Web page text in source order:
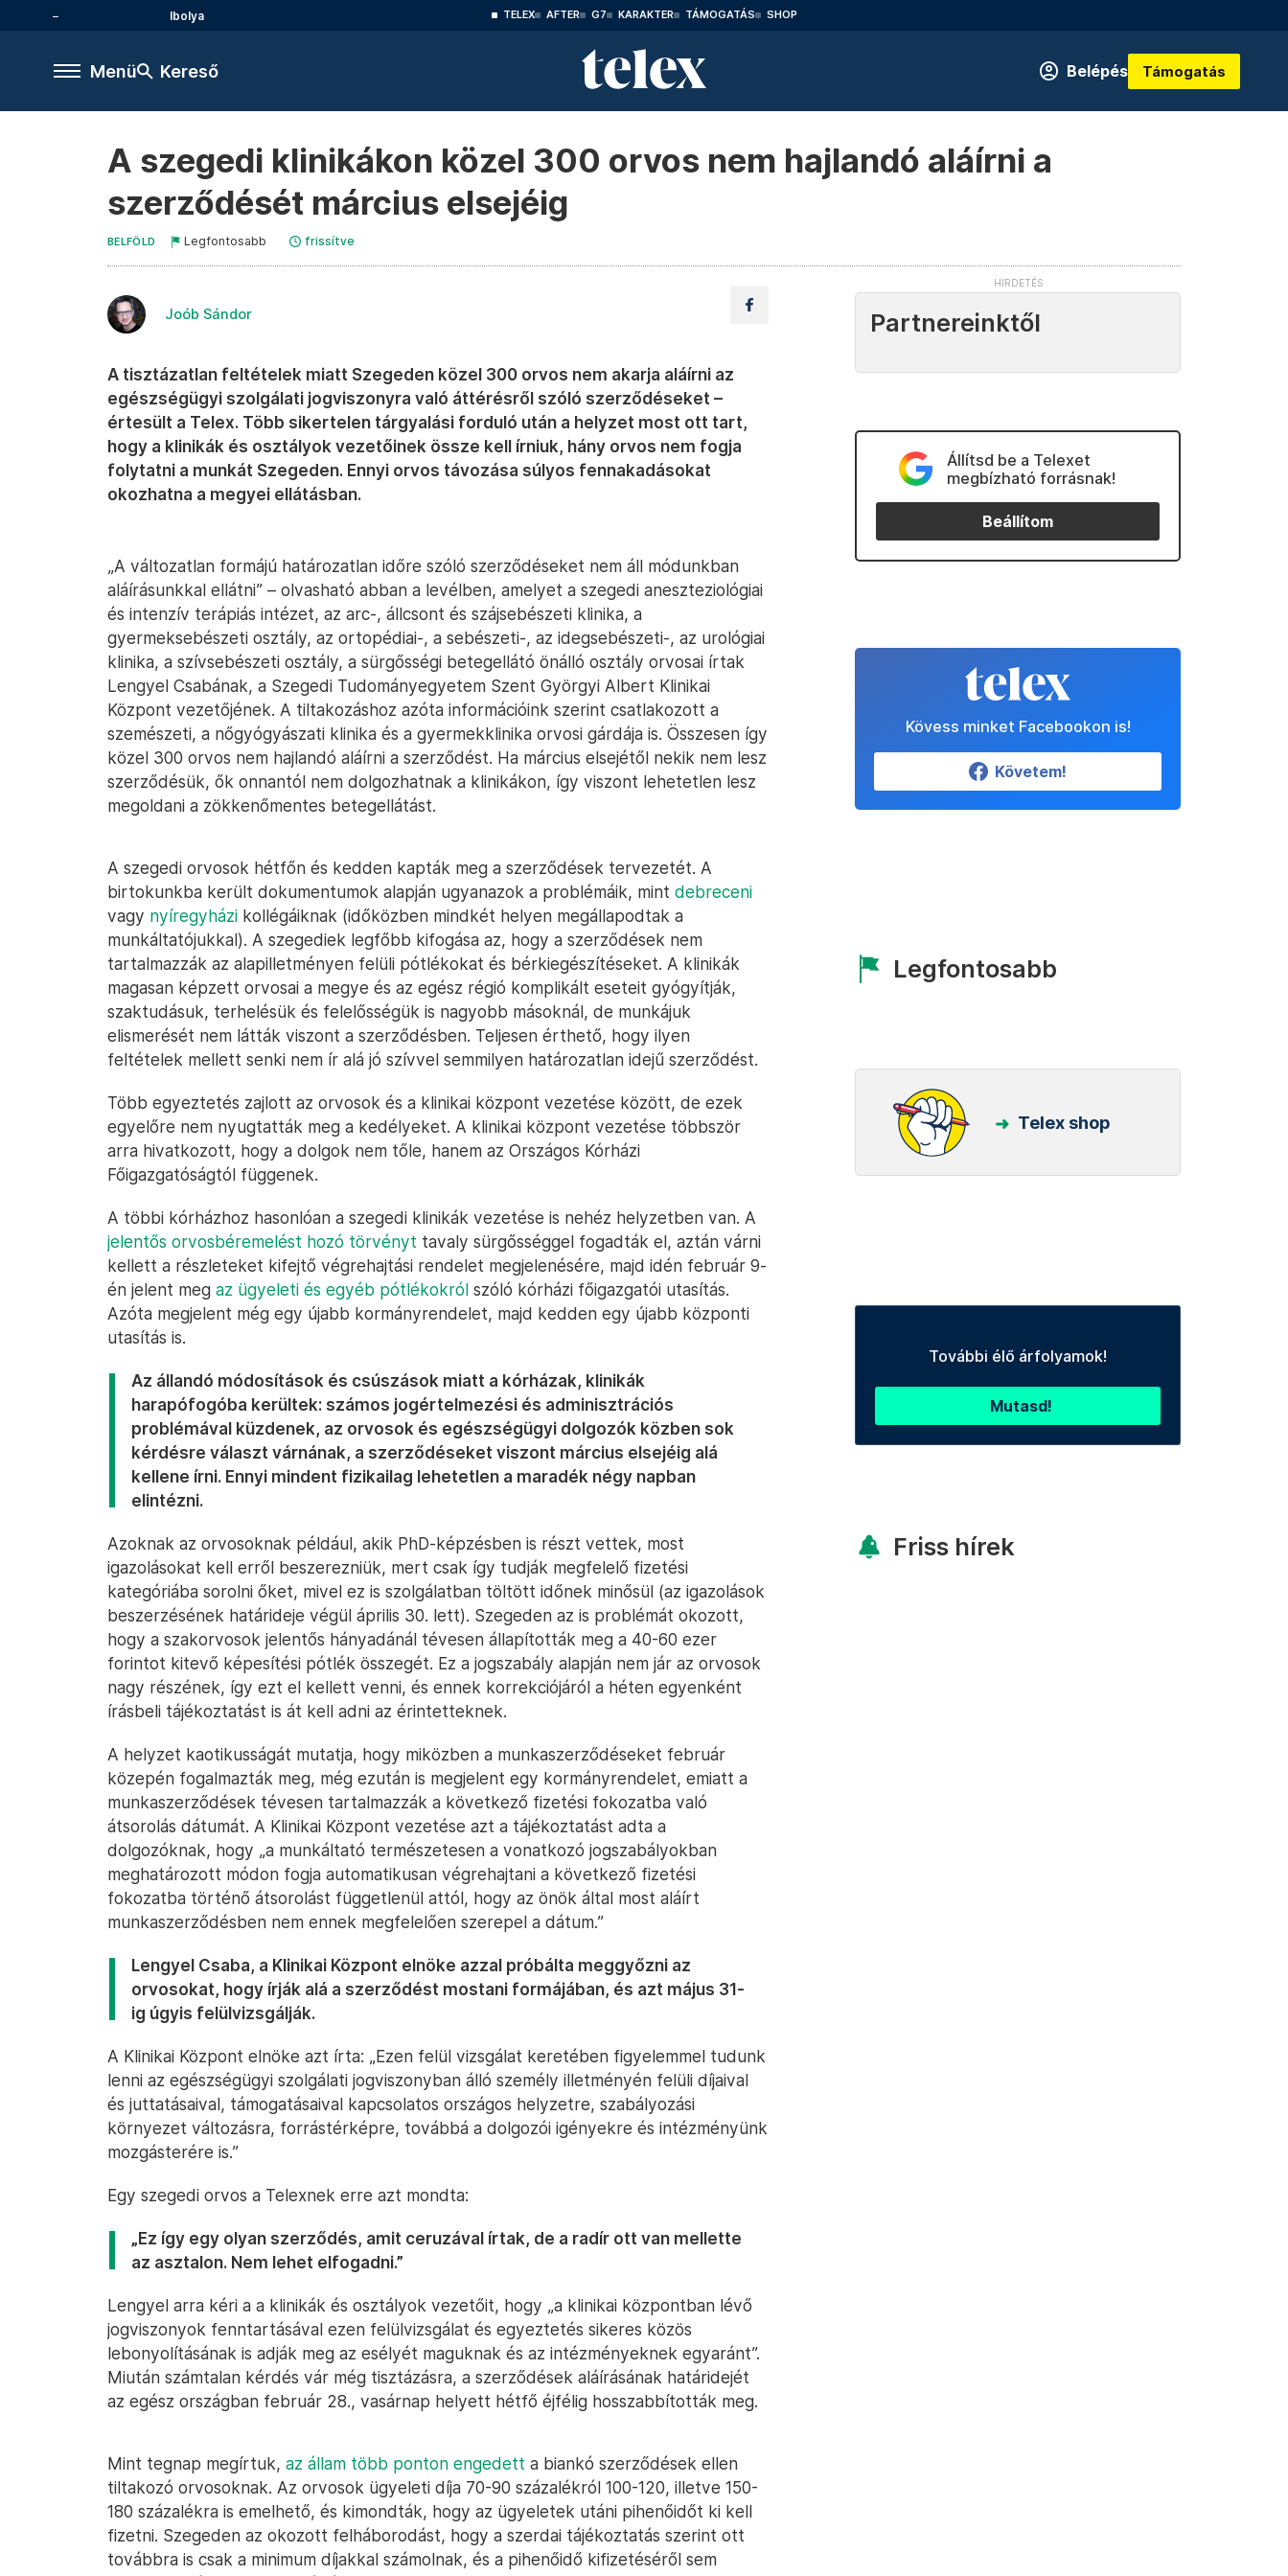
Ibolya TELEX AFTER G7 KARAKTER TÁMOGATÁS SHOP
Menü Kereső Belépés Támogatás
A szegedi klinikákon közel 300 orvos nem hajlandó aláírni a
szerződését március elsejéig
BELFÖLD Legfontosabb frissítve
Joób Sándor
A tisztázatlan feltételek miatt Szegeden közel 300 orvos nem akarja aláírni az
egészségügyi szolgálati jogviszonyra való áttérésről szóló szerződéseket –
értesült a Telex. Több sikertelen tárgyalási forduló után a helyzet most ott tart,
hogy a klinikák és osztályok vezetőinek össze kell írniuk, hány orvos nem fogja
folytatni a munkát Szegeden. Ennyi orvos távozása súlyos fennakadásokat
okozhatna a megyei ellátásban.
„A változatlan formájú határozatlan időre szóló szerződéseket nem áll módunkban
aláírásunkkal ellátni” – olvasható abban a levélben, amelyet a szegedi aneszteziológiai
és intenzív terápiás intézet, az arc-, állcsont és szájsebészeti klinika, a
gyermeksebészeti osztály, az ortopédiai-, a sebészeti-, az idegsebészeti-, az urológiai
klinika, a szívsebészeti osztály, a sürgősségi betegellátó önálló osztály orvosai írtak
Lengyel Csabának, a Szegedi Tudományegyetem Szent Györgyi Albert Klinikai
Központ vezetőjének. A tiltakozáshoz azóta információink szerint csatlakozott a
szemészeti, a nőgyógyászati klinika és a gyermekklinika orvosi gárdája is. Összesen így
közel 300 orvos nem hajlandó aláírni a szerződést. Ha március elsejétől nekik nem lesz
szerződésük, ők onnantól nem dolgozhatnak a klinikákon, így viszont lehetetlen lesz
megoldani a zökkenőmentes betegellátást.
A szegedi orvosok hétfőn és kedden kapták meg a szerződések tervezetét. A
birtokunkba került dokumentumok alapján ugyanazok a problémáik, mint debreceni
vagy nyíregyházi kollégáiknak (időközben mindkét helyen megállapodtak a
munkáltatójukkal). A szegediek legfőbb kifogása az, hogy a szerződések nem
tartalmazzák az alapilletményen felüli pótlékokat és bérkiegészítéseket. A klinikák
magasan képzett orvosai a megye és az egész régió komplikált eseteit gyógyítják,
szaktudásuk, terhelésük és felelősségük is nagyobb másoknál, de munkájuk
elismerését nem látták viszont a szerződésben. Teljesen érthető, hogy ilyen
feltételek mellett senki nem ír alá jó szívvel semmilyen határozatlan idejű szerződést.
Több egyeztetés zajlott az orvosok és a klinikai központ vezetése között, de ezek
egyelőre nem nyugtatták meg a kedélyeket. A klinikai központ vezetése többször
arra hivatkozott, hogy a dolgok nem tőle, hanem az Országos Kórházi
Főigazgatóságtól függenek.
A többi kórházhoz hasonlóan a szegedi klinikák vezetése is nehéz helyzetben van. A
jelentős orvosbéremelést hozó törvényt tavaly sürgősséggel fogadták el, aztán várni
kellett a részleteket kifejtő végrehajtási rendelet megjelenésére, majd idén február 9-
én jelent meg az ügyeleti és egyéb pótlékokról szóló kórházi főigazgatói utasítás.
Azóta megjelent még egy újabb kormányrendelet, majd kedden egy újabb központi
utasítás is.
Az állandó módosítások és csúszások miatt a kórházak, klinikák
harapófogóba kerültek: számos jogértelmezési és adminisztrációs
problémával küzdenek, az orvosok és egészségügyi dolgozók közben sok
kérdésre választ várnának, a szerződéseket viszont március elsejéig alá
kellene írni. Ennyi mindent fizikailag lehetetlen a maradék négy napban
elintézni.
Azoknak az orvosoknak például, akik PhD-képzésben is részt vettek, most
igazolásokat kell erről beszerezniük, mert csak így tudják megfelelő fizetési
kategóriába sorolni őket, mivel ez is szolgálatban töltött időnek minősül (az igazolások
beszerzésének határideje végül április 30. lett). Szegeden az is problémát okozott,
hogy a szakorvosok jelentős hányadánál tévesen állapították meg a 40-60 ezer
forintot kitevő képesítési pótlék összegét. Ez a jogszabály alapján nem jár az orvosok
nagy részének, így ezt el kellett venni, és ennek korrekciójáról a héten egyenként
írásbeli tájékoztatást is át kell adni az érintetteknek.
A helyzet kaotikusságát mutatja, hogy miközben a munkaszerződéseket február
közepén fogalmazták meg, még ezután is megjelent egy kormányrendelet, emiatt a
munkaszerződések tévesen tartalmazzák a következő fizetési fokozatba való
átsorolás dátumát. A Klinikai Központ vezetése azt a tájékoztatást adta a
dolgozóknak, hogy „a munkáltató természetesen a vonatkozó jogszabályokban
meghatározott módon fogja automatikusan végrehajtani a következő fizetési
fokozatba történő átsorolást függetlenül attól, hogy az önök által most aláírt
munkaszerződésben nem ennek megfelelően szerepel a dátum.”
Lengyel Csaba, a Klinikai Központ elnöke azzal próbálta meggyőzni az
orvosokat, hogy írják alá a szerződést mostani formájában, és azt május 31-
ig úgyis felülvizsgálják.
A Klinikai Központ elnöke azt írta: „Ezen felül vizsgálat keretében figyelemmel tudunk
lenni az egészségügyi szolgálati jogviszonyban álló személy illetményén felüli díjaival
és juttatásaival, támogatásaival kapcsolatos országos helyzetre, szabályozási
környezet változásra, forrástérképre, továbbá a dolgozói igényekre és intézményünk
mozgásterére is.”
Egy szegedi orvos a Telexnek erre azt mondta:
„Ez így egy olyan szerződés, amit ceruzával írtak, de a radír ott van mellette
az asztalon. Nem lehet elfogadni.”
Lengyel arra kéri a a klinikák és osztályok vezetőit, hogy „a klinikai központban lévő
jogviszonyok fenntartásával ezen felülvizsgálat és egyeztetés sikeres közös
lebonyolításának is adják meg az esélyét maguknak és az intézményeknek egyaránt”.
Miután számtalan kérdés vár még tisztázásra, a szerződések aláírásának határidejét
az egész országban február 28., vasárnap helyett hétfő éjfélig hosszabbították meg.
Mint tegnap megírtuk, az állam több ponton engedett a biankó szerződések ellen
tiltakozó orvosoknak. Az orvosok ügyeleti díja 70-90 százalékról 100-120, illetve 150-
180 százalékra is emelhető, és kimondták, hogy az ügyeletek utáni pihenőidőt ki kell
fizetni. Szegeden az okozott felháborodást, hogy a szerdai tájékoztatás szerint ott
továbbra is csak a minimum díjakkal számolnak, és a pihenőidő kifizetéséről sem
Partnereinktől
Állítsd be a Telexet
megbízható forrásnak!
Beállítom
Kövess minket Facebookon is!
Követem!
Legfontosabb
Telex shop
További élő árfolyamok!
Mutasd!
Friss hírek